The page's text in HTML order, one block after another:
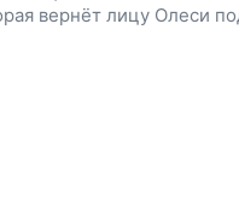
вернёт лицу Олеси